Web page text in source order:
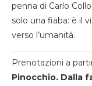
penna di Carlo
solo una fiaba: è il
verso l’umanità.
Prenotazioni a
Pinocchio. Dalla